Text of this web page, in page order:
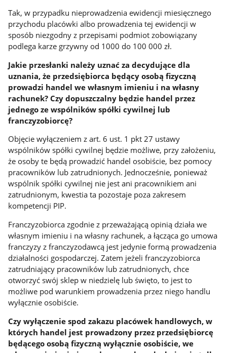
Tak, w przypadku nieprowadzenia ewidencji miesięcznego
przychodu placówki albo prowadzenia tej ewidencji w
sposób niezgodny z przepisami podmiot zobowiązany
podlega karze grzywny od 1000 do 100 000 zł.
Jakie przesłanki należy uznać za decydujące dla
uznania, że przedsiębiorca będący osobą fizyczną
prowadzi handel we własnym imieniu i na własny
rachunek? Czy dopuszczalny będzie handel przez
jednego ze wspólników spółki cywilnej lub
franczyzobiorcę?
Objęcie wyłączeniem z art. 6 ust. 1 pkt 27 ustawy
wspólników spółki cywilnej będzie możliwe, przy założeniu,
że osoby te będą prowadzić handel osobiście, bez pomocy
pracowników lub zatrudnionych. Jednocześnie, ponieważ
wspólnik spółki cywilnej nie jest ani pracownikiem ani
zatrudnionym, kwestia ta pozostaje poza zakresem
kompetencji PIP.
Franczyzobiorca zgodnie z przeważającą opinią działa we
własnym imieniu i na własny rachunek, a łącząca go umowa
franczyzy z franczyzodawcą jest jedynie formą prowadzenia
działalności gospodarczej. Zatem jeżeli franczyzobiorca
zatrudniający pracowników lub zatrudnionych, chce
otworzyć swój sklep w niedzielę lub święto, to jest to
możliwe pod warunkiem prowadzenia przez niego handlu
wyłącznie osobiście.
Czy wyłączenie spod zakazu placówek handlowych, w
których handel jest prowadzony przez przedsiębiorcę
będącego osobą fizyczną wyłącznie osobiście, we